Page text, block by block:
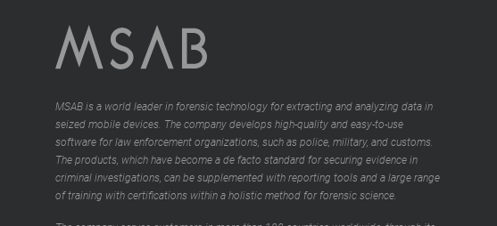
MSAB is a world leader in forensic technology for extracting and analyzing data in
seized mobile devices. The company develops high-quality and easy-to-use
software for law enforcement organizations, such as police, military, and customs.
The products, which have become a de facto standard for securing evidence in
criminal investigations, can be supplemented with reporting tools and a large range
of training with certifications within a holistic method for forensic science.